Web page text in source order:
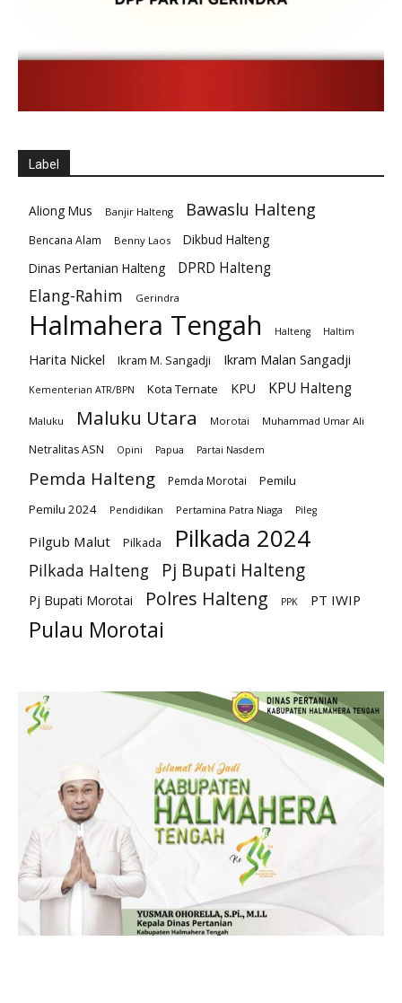
Label
Aliong Mus Banjir Halteng Bawaslu Halteng
Bencana Alam Benny Laos
Dikbud Halteng
Dinas Pertanian Halteng
DPRD Halteng
Elang-Rahim Gerindra
Halmahera Tengah Halteng Haltim
Harita Nickel Ikram M. Sangadji Ikram Malan Sangadji
Kementerian ATR/BPN Kota Ternate KPU KPU Halteng
Maluku Maluku Utara Morotai Muhammad Umar Ali
Netralitas ASN Opini Papua Partai Nasdem
Pemda Halteng Pemda Morotai
Pemilu
Pemilu 2024
Pendidikan Pertamina Patra Niaga Pileg
Pilgub Malut Pilkada Pilkada 2024
Pilkada Halteng Pj Bupati Halteng
Pj Bupati Morotai Polres Halteng PPK PT IWIP
Pulau Morotai